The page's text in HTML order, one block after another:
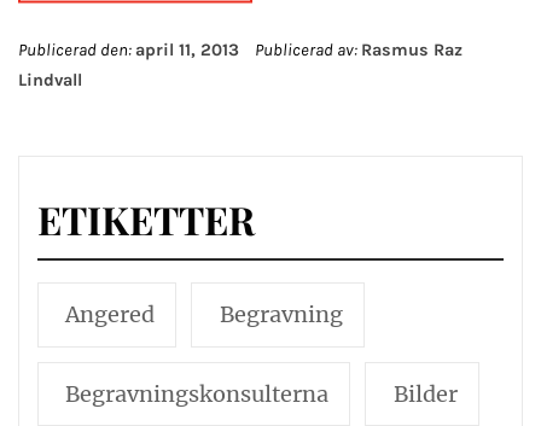
Publicerad den: april 11, 2013 Publicerad av: Rasmus Raz
Lindvall
ETIKETTER
Angered Begravning
Begravningskonsulterna Bilder